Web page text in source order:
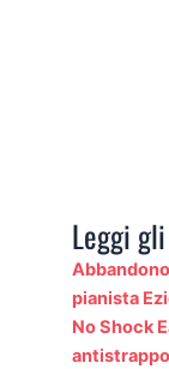
Leggi
pianista
No Shock